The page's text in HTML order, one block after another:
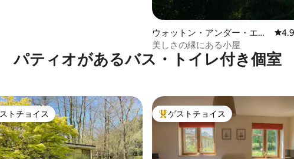
ウォットン・アンダー・エッ
ジのゲストスイート
レビ
美しさの縁にある小屋
パティオがあるバス・トイレ付き個室
のゲストチョイスです。
トチョイス 大好評のゲストチョイスです。
ゲストチョイス